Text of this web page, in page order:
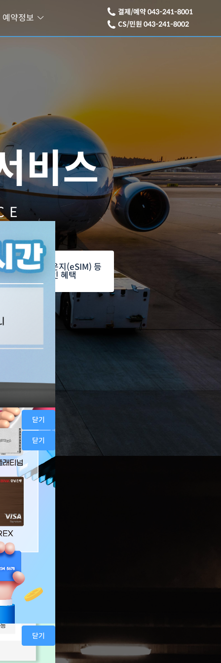
예약정보
결제/예약 043-241-8001
CS/민원 043-241-8002
비스
공항 라운지(eSIM) 등
할인 혜택
닫기
닫기
닫기
닫기
닫기
닫기
닫기